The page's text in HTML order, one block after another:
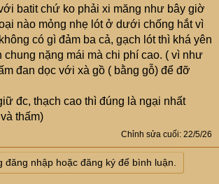
batit chứ ko phải xi măng như bây giờ
nào mỏng nhẹ lót ở dưới chống hắt vì
có gì đảm ba cả, gạch lót thì khá yên
chung nặng mái mà chi phí cao. ( vì như
đan dọc với xà gồ ( bằng gỗ) để đỡ
đc, thạch cao thì đúng là ngại nhất
thấm)
Chỉnh sửa cuối: 22/5/26
đăng nhập hoặc đăng ký để bình luận.